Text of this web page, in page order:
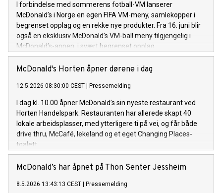
I forbindelse med sommerens fotball-VM lanserer
McDonald’s i Norge en egen FIFA VM-meny, samlekopper i
begrenset opplag og en rekke nye produkter. Fra 16. juni blir
også en eksklusiv McDonald’s VM-ball meny tilgjengelig i
McDonald’s-appen, i svært begrenset opplag.
McDonald's Horten åpner dørene i dag
12.5.2026 08:30:00 CEST Pressemelding
I dag kl. 10.00 åpner McDonald’s sin nyeste restaurant ved
Horten Handelspark. Restauranten har allerede skapt 40
lokale arbeidsplasser, med ytterligere ti på vei, og får både
drive thru, McCafé, lekeland og et eget Changing Places-
toalett.
McDonald’s har åpnet på Thon Senter Jessheim
8.5.2026 13:43:13 CEST Pressemelding